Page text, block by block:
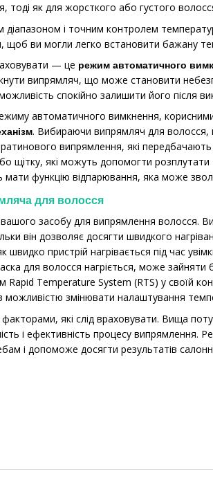
тоді як для жорсткого або густого
і точним контролем
щоб ви могли легко встановити бажану
— це режим автоматичного
випрямляч, що може становити
спокійно залишити його після
автоматичного вимкнення, корисними
. Вибираючи випрямляч для волосся,
випрямлення, які
щітку, які можуть допомогти
мати функцію відпарювання, яка може
для волосся
засобу для випрямлення волосся.
він дозволяє досягти швидкого
пристрій нагрівається під час
для волосся нагріється, може
Temperature System (RTS) у своїй
можливістю змінювати налаштування
які слід враховувати. Вища
і ефективність процесу
і допоможе досягти результатів